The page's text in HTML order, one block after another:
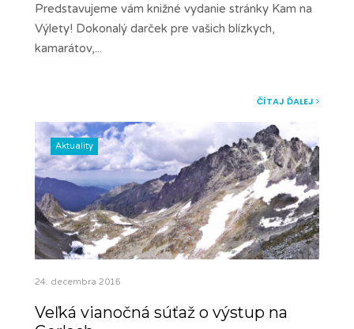
Predstavujeme vám knižné vydanie stránky Kam na
Výlety! Dokonalý darček pre vašich blízkych,
kamarátov,...
ČÍTAJ ĎALEJ
Aktuality
24. decembra 2016
Veľká vianočná súťaž o výstup na